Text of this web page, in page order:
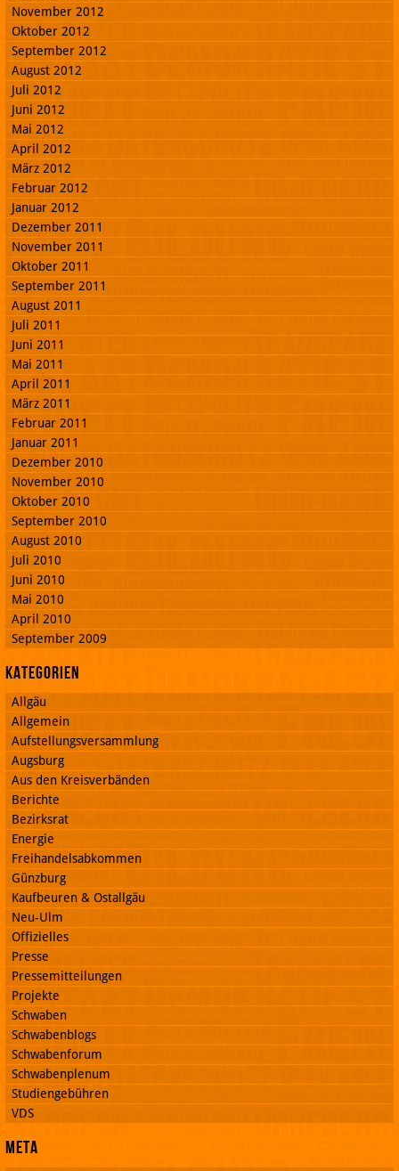
November 2012
Oktober 2012
September 2012
August 2012
Juli 2012
Juni 2012
Mai 2012
April 2012
März 2012
Februar 2012
Januar 2012
Dezember 2011
November 2011
Oktober 2011
September 2011
August 2011
Juli 2011
Juni 2011
Mai 2011
April 2011
März 2011
Februar 2011
Januar 2011
Dezember 2010
November 2010
Oktober 2010
September 2010
August 2010
Juli 2010
Juni 2010
Mai 2010
April 2010
September 2009
Kategorien
Allgäu
Allgemein
Aufstellungsversammlung
Augsburg
Aus den Kreisverbänden
Berichte
Bezirksrat
Energie
Freihandelsabkommen
Günzburg
Kaufbeuren & Ostallgäu
Neu-Ulm
Offizielles
Presse
Pressemitteilungen
Projekte
Schwaben
Schwabenblogs
Schwabenforum
Schwabenplenum
Studiengebühren
VDS
Meta